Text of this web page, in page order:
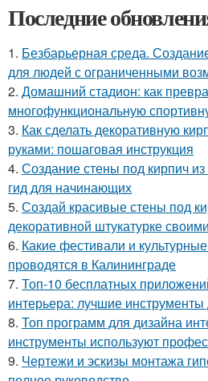
Последние
1. Безбарьерная среда.
для людей с ограниченными
2. Домашний стадион: как
многофункциональную
3. Как сделать декоративную
руками: пошаговая инструкция
4. Создание стены под кирпич
гид для начинающих
5. Создай красивые стены под
декоративной штукатурке
6. Какие фестивали и
проводятся в Калининграде
7. Топ-10 бесплатных
интерьера: лучшие
8. Топ программ для дизайна
инструменты используют
9. Чертежи и эскизы монтажа